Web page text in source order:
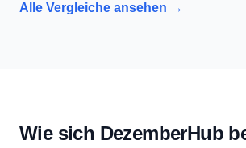
Alle Vergleiche ansehen →
Wie sich DezemberHub